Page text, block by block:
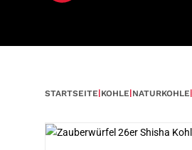
STARTSEITE KOHLE NATURKOHLE